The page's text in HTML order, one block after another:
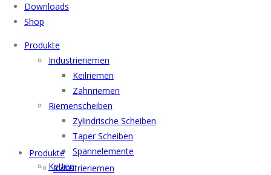
Produkte
Industrieriemen
Downloads
Shop
Menu
Produkte
Industrieriemen
Keilriemen
Zahnriemen
Riemenscheiben
Zylindrische Scheiben
Taper Scheiben
Spannelemente
Ketten